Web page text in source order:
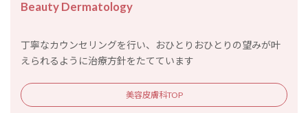
Beauty Dermatology
丁寧なカウンセリングを行い、おひとりおひとりの望みが叶
えられるように治療方針をたてています
美容皮膚科TOP